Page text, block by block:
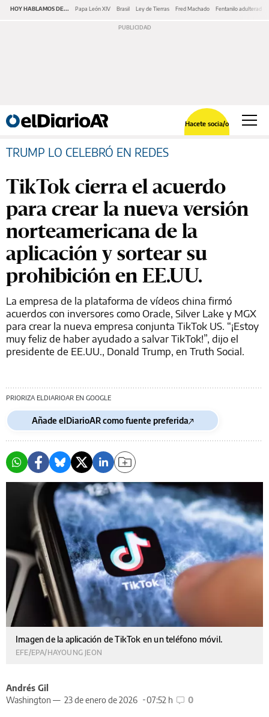
HOY HABLAMOS DE... Papa León XIV Brasil Ley de Tierras Fred Machado Fentanilo adulterado
Hacete socia/o
TRUMP LO CELEBRÓ EN REDES
TikTok cierra el acuerdo
para crear la nueva versión
norteamericana de la
aplicación y sortear su
prohibición en EE.UU.
La empresa de la plataforma de vídeos china firmó
acuerdos con inversores como Oracle, Silver Lake y MGX
para crear la nueva empresa conjunta TikTok US. “¡Estoy
muy feliz de haber ayudado a salvar TikTok!”, dijo el
presidente de EE.UU., Donald Trump, en Truth Social.
PRIORIZA ELDIARIOAR EN GOOGLE
Añade elDiarioAR como fuente preferida
Imagen de la aplicación de TikTok en un teléfono móvil.
EFE/EPA/HAYOUNG JEON
Andrés Gil
Washington — 23 de enero de 2026 07:52 h 0